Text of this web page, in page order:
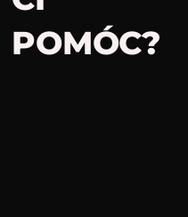
POMÓC?​